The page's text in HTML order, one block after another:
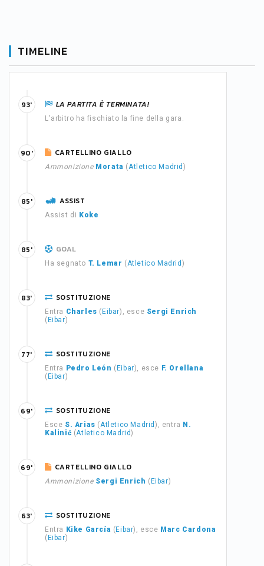
TIMELINE
LA PARTITA È TERMINATA!
L'arbitro ha fischiato la fine della gara.
93'
CARTELLINO GIALLO
Ammonizione Morata (Atletico Madrid)
90'
ASSIST
Assist di Koke
85'
GOAL
Ha segnato T. Lemar (Atletico Madrid )
85'
SOSTITUZIONE
Entra Charles ( Eibar), esce Sergi Enrich
( Eibar)
83'
SOSTITUZIONE
Entra Pedro León ( Eibar), esce F. Orellana
( Eibar)
77'
SOSTITUZIONE
Esce S. Arias (Atletico Madrid), entra N.
Kalinić (Atletico Madrid)
69'
CARTELLINO GIALLO
Ammonizione Sergi Enrich ( Eibar)
69'
SOSTITUZIONE
Entra Kike García ( Eibar), esce Marc Cardona
( Eibar)
63'